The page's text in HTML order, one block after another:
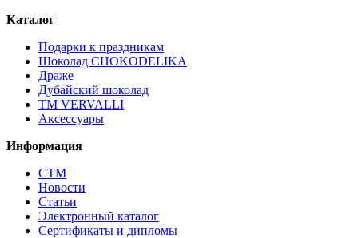
Каталог
Подарки к праздникам
Шоколад CHOKODELIKA
Драже
Дубайский шоколад
ТМ VERVALLI
Аксессуары
Информация
СТМ
Новости
Статьи
Электронный каталог
Сертификаты и дипломы